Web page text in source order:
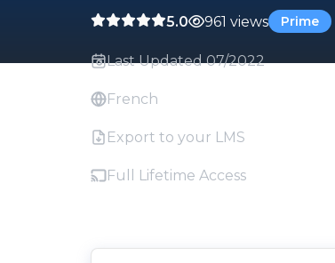
5.0 961 views Prime
Last Updated 07/2022
French
Export to your LMS
Full Lifetime Access